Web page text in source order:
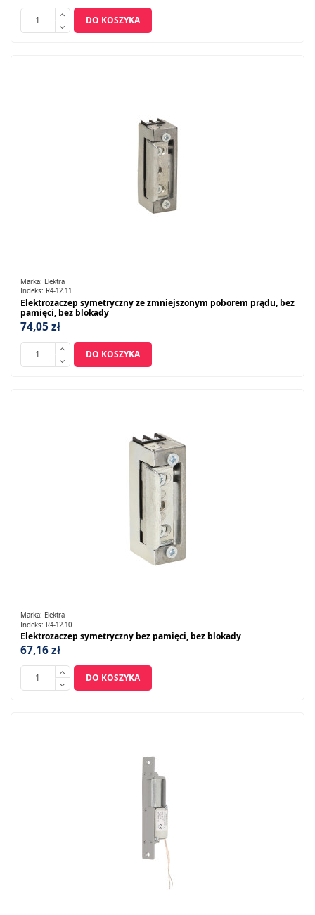
DO KOSZYKA
Marka: Elektra
Indeks: R4-12.11
Elektrozaczep symetryczny ze zmniejszonym poborem prądu, bez
pamięci, bez blokady
74,05 zł
DO KOSZYKA
Marka: Elektra
Indeks: R4-12.10
Elektrozaczep symetryczny bez pamięci, bez blokady
67,16 zł
DO KOSZYKA